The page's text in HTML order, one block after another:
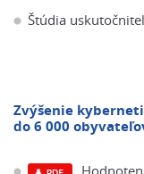
Štúdia
Zvýšenie
do 6 000